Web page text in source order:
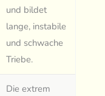
und bildet
lange, instabile
und schwache
Triebe.
Die extrem